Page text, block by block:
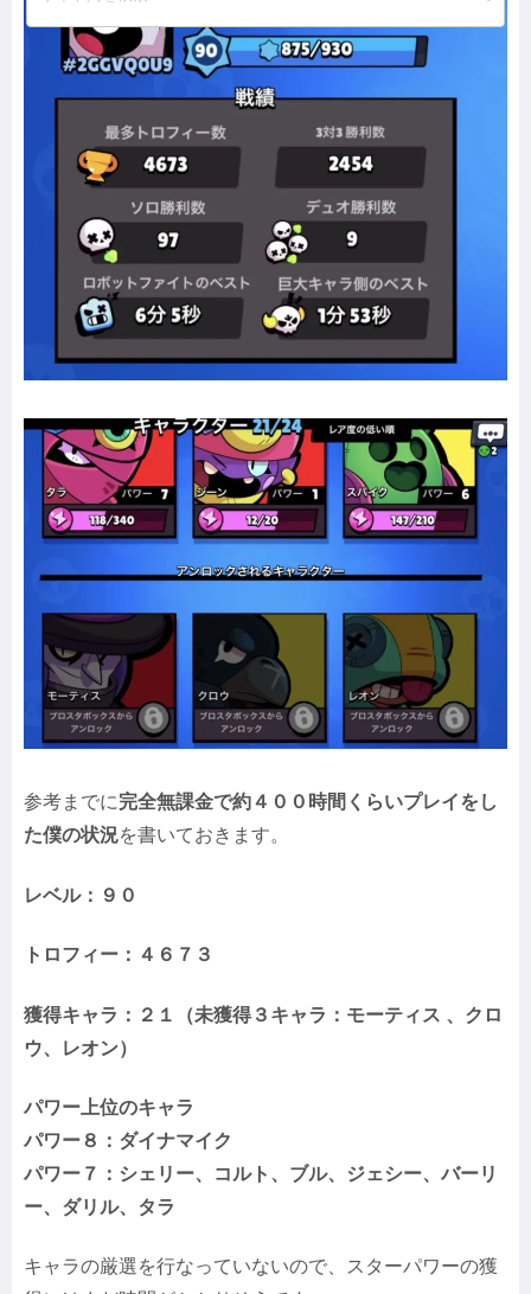
参考までに完全無課金で約４００時間くらいプレイをし
た僕の状況を書いておきます。
レベル：９０
トロフィー：４６７３
獲得キャラ：２１（未獲得３キャラ：モーティス 、クロ
ウ、レオン）
パワー上位のキャラ
パワー８：ダイナマイク
パワー７：シェリー、コルト、ブル、ジェシー、バーリ
ー、ダリル、タラ
キャラの厳選を行なっていないので、スターパワーの獲